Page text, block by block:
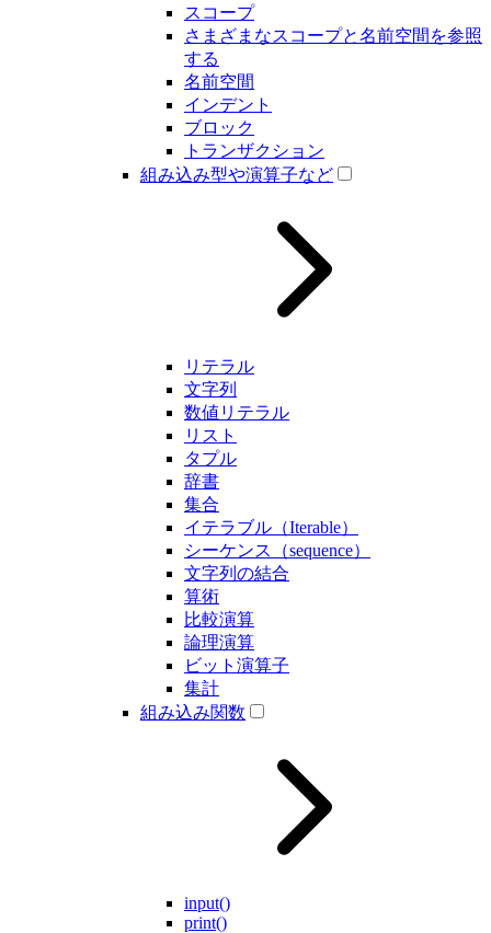
スコープ
さまざまなスコープと名前空間を参照
する
名前空間
インデント
ブロック
トランザクション
組み込み型や演算子など
リテラル
文字列
数値リテラル
リスト
タプル
辞書
集合
イテラブル（Iterable）
シーケンス（sequence）
文字列の結合
算術
比較演算
論理演算
ビット演算子
集計
組み込み関数
input()
print()